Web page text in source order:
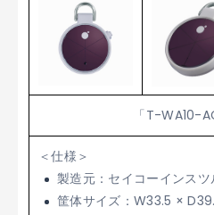
「T-WA10-
＜仕様＞
製造元：セイコーインス
筐体サイズ：W33.5 ×